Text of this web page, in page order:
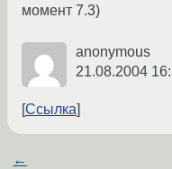
момент 7.3)
anonymous
21.08.2004
Ссылка
←